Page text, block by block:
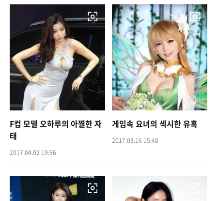
F컵 모델 오하루의 아찔한 자
태
2017.04.02 19:56
게임속 요녀의 섹시한 유혹
2017.03.16 15:48